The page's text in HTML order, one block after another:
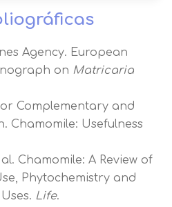
Agency. European
on Matricaria
Complementary and
Chamomile: Usefulness
Chamomile: A Review of
Phytochemistry and
Life.